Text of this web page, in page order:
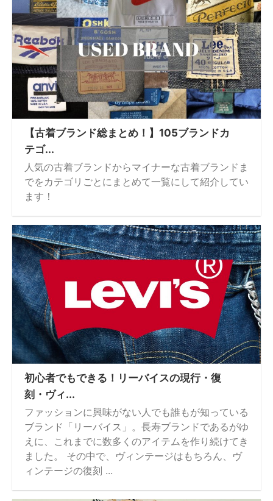
【古着ブランド総まとめ！】105ブランドカ
テゴ...
人気の古着ブランドからマイナーな古着ブランドま
でをカテゴリごとにまとめて一覧にして紹介してい
ます！
初心者でもできる！リーバイスの現行・復
刻・ヴィ...
ファッションに興味がない人でも誰もが知っている
ブランド「リーバイス」。長寿ブランドであるがゆ
えに、これまでに数多くのアイテムを作り続けてき
ました。 その中で、ヴィンテージはもちろん、ヴ
ィンテージの復刻 ...